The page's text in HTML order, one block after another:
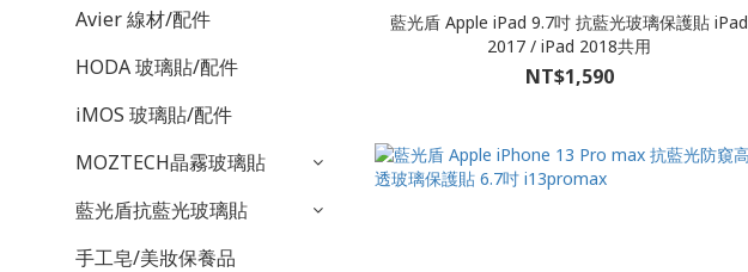
Avier 線材/配件
HODA 玻璃貼/配件
iMOS 玻璃貼/配件
MOZTECH晶霧玻璃貼
藍光盾抗藍光玻璃貼
手工皂/美妝保養品
藍光盾 Apple iPad 9.7吋 抗藍光玻璃保護貼 iPad
2017 / iPad 2018共用
NT$1,590